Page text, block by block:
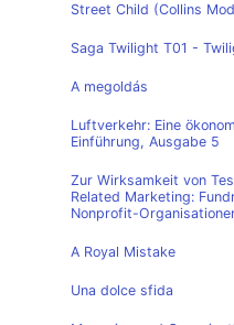
Street Child (Collins
Saga Twilight T01 -
A megoldás
Luftverkehr: Eine
Einführung, Ausgabe 5
Zur Wirksamkeit von
Related Marketing:
Nonprofit-
A Royal Mistake
Una dolce sfida